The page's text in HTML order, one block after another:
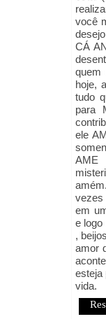
você
CÁ
quem
hoje,
tudo
para
ele
em
e logo
,
amor
esteja
vida.